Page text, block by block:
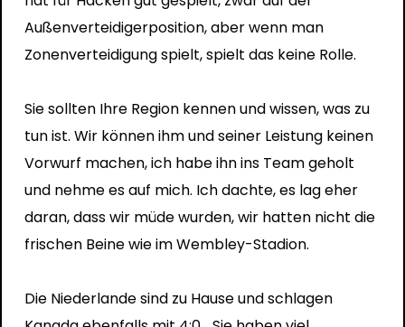
Außenverteidigerposition, aber wenn man
Zonenverteidigung spielt, spielt das keine Rolle.
Sie sollten Ihre Region kennen und wissen, was zu
tun ist. Wir können ihm und seiner Leistung keinen
Vorwurf machen, ich habe ihn ins Team geholt
und nehme es auf mich. Ich dachte, es lag eher
daran, dass wir müde wurden, wir hatten nicht die
frischen Beine wie im Wembley-Stadion.
Die Niederlande sind zu Hause und schlagen